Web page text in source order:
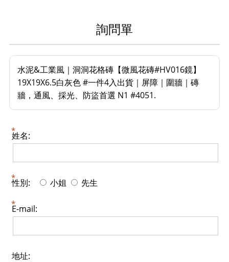
詢問單
水泥&工業風｜洞洞花格磚【微風花磚#HV016鏡】
19X19X6.5白灰色 #一件4入出貨｜屏障｜圍牆｜磚
牆，通風、採光、防盜首選 N1 #4051.
姓名:
性別: 小姐 先生
E-mail:
地址: